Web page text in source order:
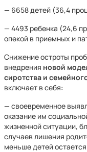
— 6658 детей (36,4
— 4493 ребенка (24,6
опекой в приемных и
Снижение остроты
внедрения новой
сиротства и
включает в себя:
— своевременное
оказание им
жизненной ситуации,
случаев лишения
меньше детей